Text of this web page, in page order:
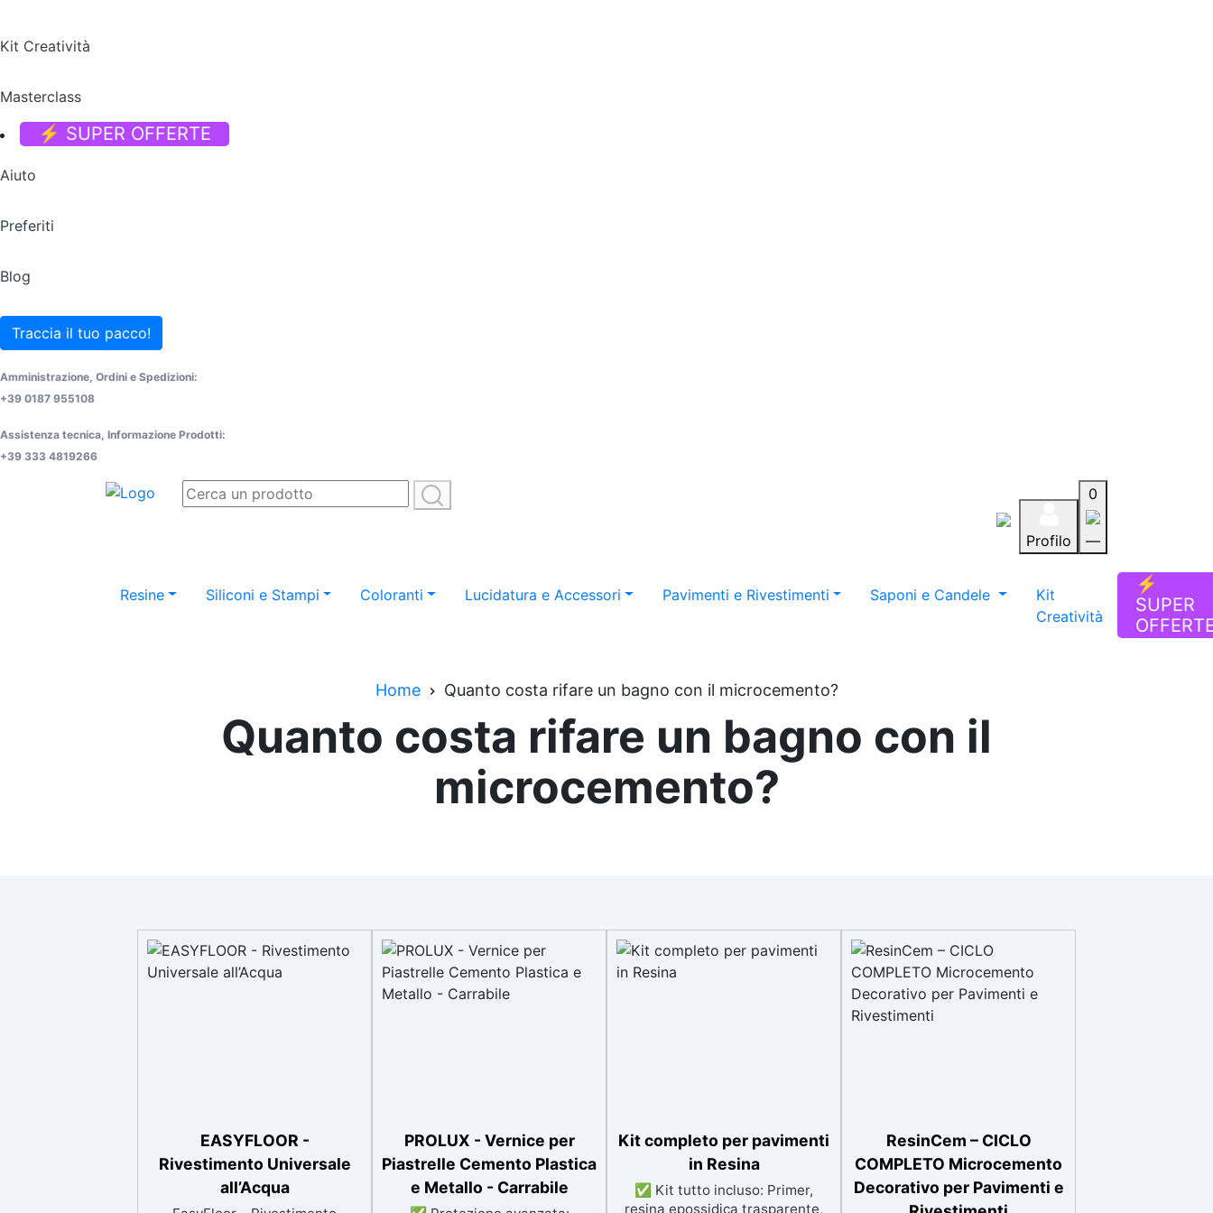
Kit Creatività
Masterclass
⚡ SUPER OFFERTE
Aiuto
Preferiti
Blog
Traccia il tuo pacco!
Amministrazione, Ordini e Spedizioni:
+39 0187 955108
Assistenza tecnica, Informazione Prodotti:
+39 333 4819266
Profilo
0
—
Resine Siliconi e Stampi Coloranti Lucidatura e Accessori Pavimenti e Rivestimenti Saponi e Candele
Kit
Creatività
⚡
SUPER
Home Quanto costa rifare un bagno con il microcemento?
Quanto costa rifare un bagno con il
microcemento?
EASYFLOOR -
Rivestimento Universale
all’Acqua
PROLUX - Vernice per
Piastrelle Cemento Plastica
e Metallo - Carrabile
Kit completo per pavimenti
in Resina
✅ Kit tutto incluso: Primer,
resina epossidica trasparente,
ResinCem – CICLO
COMPLETO Microcemento
Decorativo per Pavimenti e